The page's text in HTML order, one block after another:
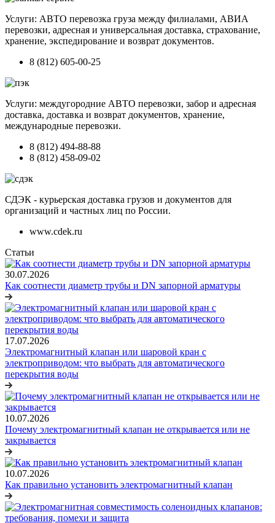
Услуги: АВТО перевозка груза между филиалами, АВИА
перевозки, адресная и универсальная доставка, страхование,
хранение, экспедирование и возврат документов.
8 (812) 605-00-25
Услуги: междугородние АВТО перевозки, забор и адресная
доставка, доставка и возврат документов, хранение,
международные перевозки.
8 (812) 494-88-88
8 (812) 458-09-02
СДЭК - курьерская доставка грузов и документов для
организаций и частных лиц по России.
www.cdek.ru
Статьи
30.07.2026
Как соотнести диаметр трубы и DN запорной арматуры
17.07.2026
Электромагнитный клапан или шаровой кран с
электроприводом: что выбрать для автоматического
перекрытия воды
10.07.2026
Почему электромагнитный клапан не открывается или не
закрывается
10.07.2026
Как правильно установить электромагнитный клапан